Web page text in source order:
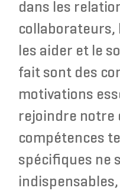
dans les
collaborateurs,
les aider et le
fait sont des
motivations
rejoindre notre
compétences
spécifiques ne